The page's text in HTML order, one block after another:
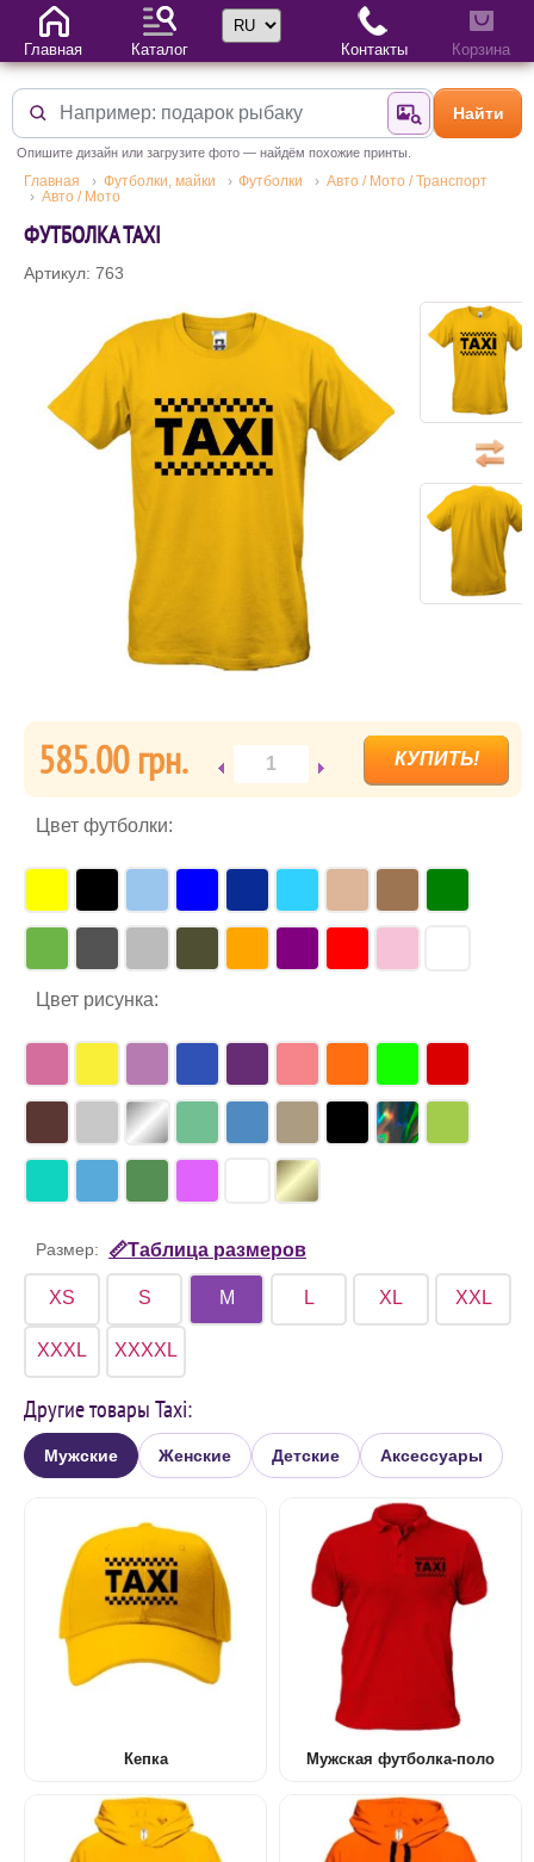
Найти поНайти
Опишите дизайн или загрузите фото — найдём похожие принты.
Главная Футболки, майки Футболки
Авто / Мото / Транспорт
Авто / Мото
ФУТБОЛКА TAXI
Артикул: 763
585.00 грн.
Цвет футболки:
Цвет рисунка:
Размер: 📏Таблица размеров
XS S M L XL XXL
XXXL XXXXL
Другие товары Taxi:
Мужские Женские Детские Аксессуары
Кепка Мужская футболка-поло
Главная Каталог
Выбор языка
Контакты Корзина